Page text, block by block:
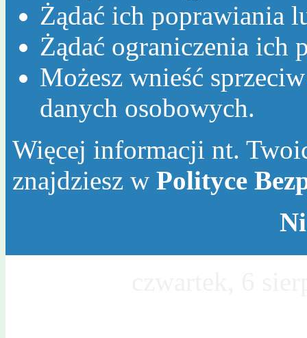
Żądać ich poprawiania
Żądać ograniczenia ich
Możesz wnieść
danych osobowych.
Więcej informacji nt.
znajdziesz w Polityce